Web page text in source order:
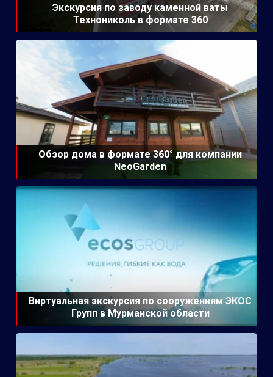
Экскурсия по заводу каменной ваты
Технониколь в формате 360
Обзор дома в формате 360° для компании
NeoGarden
Виртуальная экскурсия по сооружениям ЭКОС
Групп в Мурманской области